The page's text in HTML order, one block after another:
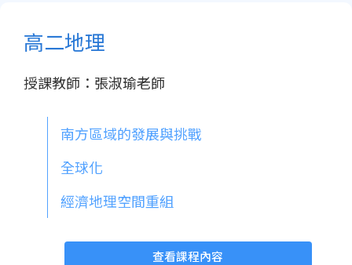
高二地理
授課教師：張淑瑜老師
南方區域的發展與挑戰
全球化
經濟地理空間重組
查看課程內容